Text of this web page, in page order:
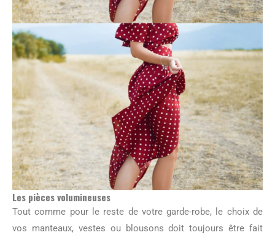
Les pièces volumineuses
Tout comme pour le reste de votre garde-robe, le choix de
vos manteaux, vestes ou blousons doit toujours être fait